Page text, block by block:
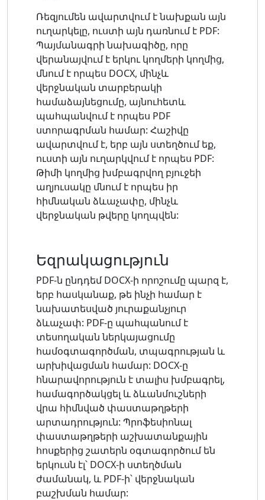
Ռեզյումեն ավարտվում է նախքան այն
ուղարկելը, ուստի այն դառնում է PDF:
Պայմանագրի նախագիծը, որը
վերանայվում է երկու կողմերի կողմից,
մնում է որպես DOCX, մինչև
վերջնական տարբերակի
համաձայնեցումը, այնուհետև
պահպանվում է որպես PDF
ստորագրման համար: Հաշիվը
ավարտվում է, երբ այն ստեղծում եք,
ուստի այն ուղարկվում է որպես PDF:
Թիմի կողմից խմբագրվող բյուջեի
աղյուսակը մնում է որպես իր
հիմնական ձևաչափը, մինչև
վերջնական թվերը կողպվեն:
Եզրակացություն
PDF-ն ընդդեմ DOCX-ի որոշումը պարզ է,
երբ հասկանաք, թե ինչի համար է
նախատեսված յուրաքանչյուր
ձևաչափ: PDF-ը պահպանում է
տեսողական ներկայացումը
համօգտագործման, տպագրության և
արխիվացման համար: DOCX-ը
հնարավորություն է տալիս խմբագրել,
համագործակցել և ձևանմուշների
վրա հիմնված փաստաթղթերի
արտադրություն: Պրոֆեսիոնալ
փաստաթղթերի աշխատանքային
հոսքերից շատերն օգտագործում են
երկուսն էլ՝ DOCX-ի ստեղծման
ժամանակ, և PDF-ի՝ վերջնական
բաշխման համար: